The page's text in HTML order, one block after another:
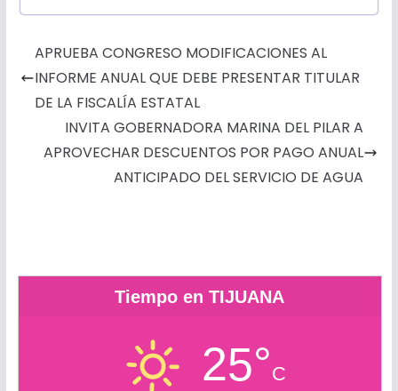
c
o
o
k
s
n
g
e
i
e
r
a
A
p
p
a
a
t
k
c
m
t
i
r
APRUEBA CONGRESO MODIFICACIONES AL
INFORME ANUAL QUE DEBE PRESENTAR TITULAR
DE LA FISCALÍA ESTATAL
INVITA GOBERNADORA MARINA DEL PILAR A
APROVECHAR DESCUENTOS POR PAGO ANUAL
ANTICIPADO DEL SERVICIO DE AGUA
Tiempo en TIJUANA
25°C